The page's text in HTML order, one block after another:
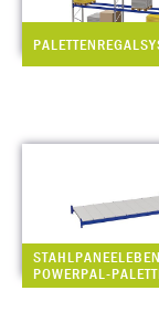
POWERPAL-